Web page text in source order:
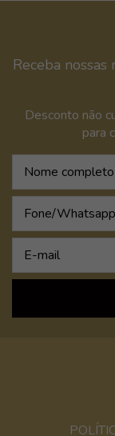
Receba
Desconto não
para